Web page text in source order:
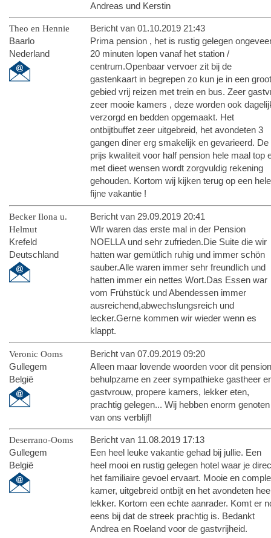
Andreas und Kerstin
Theo en Hennie
Baarlo
Nederland
Bericht van 01.10.2019 21:43
Prima pension , het is rustig gelegen
20 minuten lopen vanaf het station /
centrum.Openbaar vervoer zit bij de
gastenkaart in begrepen zo kun je in een
gebied vrij reizen met trein en bus. Zeer
zeer mooie kamers , deze worden ook
verzorgd en bedden opgemaakt. Het
ontbijtbuffet zeer uitgebreid, het avondeten 3
gangen diner erg smakelijk en gevarieerd. De
prijs kwaliteit voor half pension hele maal top
met dieet wensen wordt zorgvuldig rekening
gehouden. Kortom wij kijken terug op een hele
fijne vakantie !
Becker Ilona u.
Helmut
Krefeld
Deutschland
Bericht van 29.09.2019 20:41
WIr waren das erste mal in der Pension
NOELLA und sehr zufrieden.Die Suite die wir
hatten war gemütlich ruhig und immer schön
sauber.Alle waren immer sehr freundlich und
hatten immer ein nettes Wort.Das Essen war
vom Frühstück und Abendessen immer
ausreichend,abwechslungsreich und
lecker.Gerne kommen wir wieder wenn es
klappt.
Veronic Ooms
Gullegem
België
Bericht van 07.09.2019 09:20
Alleen maar lovende woorden voor dit
behulpzame en zeer sympathieke gastheer
gastvrouw, propere kamers, lekker eten,
prachtig gelegen... Wij hebben enorm genoten
van ons verblijf!
Deserrano-Ooms
Gullegem
België
Bericht van 11.08.2019 17:13
Een heel leuke vakantie gehad bij jullie. Een
heel mooi en rustig gelegen hotel waar je
het familiaire gevoel ervaart. Mooie en
kamer, uitgebreid ontbijt en het avondeten
lekker. Kortom een echte aanrader. Komt er
eens bij dat de streek prachtig is. Bedankt
Andrea en Roeland voor de gastvrijheid.